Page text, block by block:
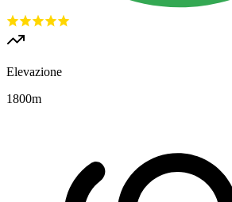
Elevazione
1800m